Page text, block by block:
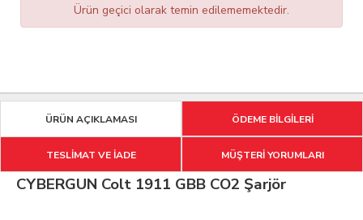
Ürün geçici olarak temin edilememektedir.
ÜRÜN AÇIKLAMASI ÖDEME BİLGİLERİ
TESLİMAT VE İADE MÜŞTERİ YORUMLARI
CYBERGUN Colt 1911 GBB CO2 Şarjör